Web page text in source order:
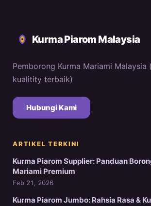
Kurma Piarom Malaysia
Pemborong Kurma Mariami Malaysia
kualitity terbaik)
Hubungi Kami
ARTIKEL TERKINI
Kurma Piarom Supplier: Panduan
Mariami Premium
Feb 21, 2026
Kurma Piarom Jumbo: Rahsia Rasa &